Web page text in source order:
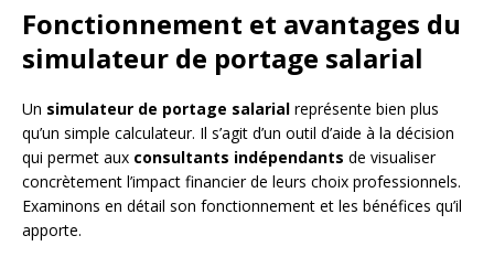
Fonctionnement et avantages du
simulateur de portage salarial
Un simulateur de portage salarial représente bien plus
qu’un simple calculateur. Il s’agit d’un outil d’aide à la décision
qui permet aux consultants indépendants de visualiser
concrètement l’impact financier de leurs choix professionnels.
Examinons en détail son fonctionnement et les bénéfices qu’il
apporte.